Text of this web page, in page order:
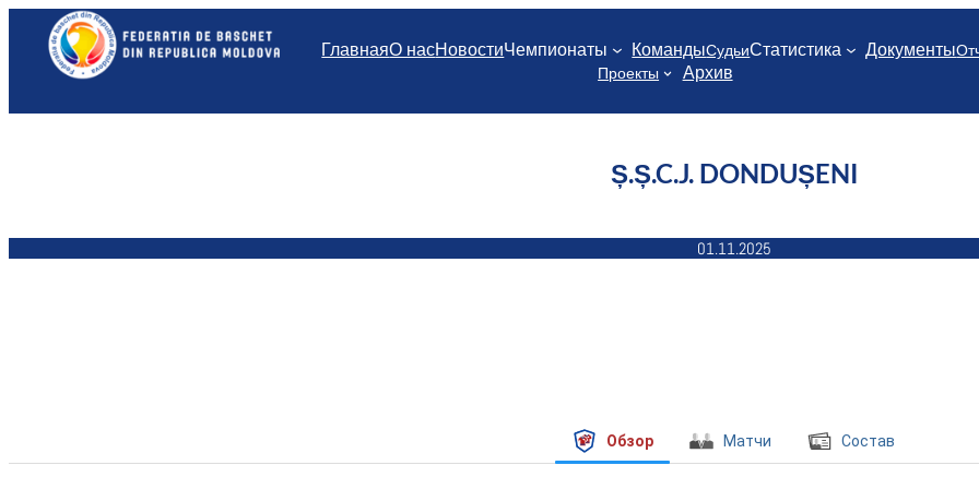
Перейти
содержимому
ГлавнаяО насНовостиЧемпионаты КомандыСудьиСтатистика Документы
Проекты
Архив
Ș.Ș.C.J. DONDUȘENI
01.11.2025
Обзор Матчи Состав